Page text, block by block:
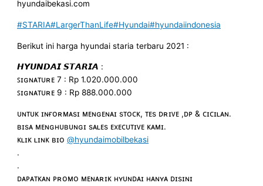
hyundaibekasi.com
#STARIA#LargerThanLife#Hyundai#hyundaiindonesia
Berikut ini harga hyundai staria terbaru 2021 :
𝙃𝙔𝙐𝙉𝘿𝘼𝙄 𝙎𝙏𝘼𝙍𝙄𝘼 :
ꜱɪɢɴᴀᴛᴜʀᴇ 7 : Rp 1.020.000.000
ꜱɪɢɴᴀᴛᴜʀᴇ 9 : Rp 888.000.000
ᴜɴᴛᴜᴋ ɪɴғᴏʀᴍᴀsɪ ᴍᴇɴɢᴇɴᴀɪ sᴛᴏᴄᴋ, ᴛᴇs ᴅʀɪᴠᴇ ,ᴅᴘ & ᴄɪᴄɪʟᴀɴ.
ʙɪsᴀ ᴍᴇɴɢʜᴜʙᴜɴɢɪ sᴀʟᴇs ᴇxᴇᴄᴜᴛɪᴠᴇ ᴋᴀᴍɪ.
ᴋʟɪᴋ ʟɪɴᴋ ʙɪᴏ@hyundaimobilbekasi
.
.
ᴅᴀᴘᴀᴛᴋᴀɴ ᴘʀᴏᴍᴏ ᴍᴇɴᴀʀɪᴋ ʜʏᴜɴᴅᴀɪ ʜᴀɴʏᴀ ᴅɪsɪɴɪ